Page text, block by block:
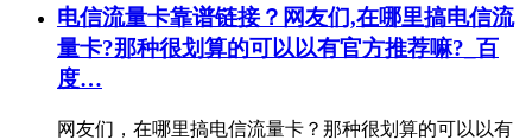
电信流量卡靠谱链接？网友们,在哪里搞电信流
量卡?那种很划算的可以以有官方推荐嘛?_百
度…
网友们，在哪里搞电信流量卡？那种很划算的可以以有